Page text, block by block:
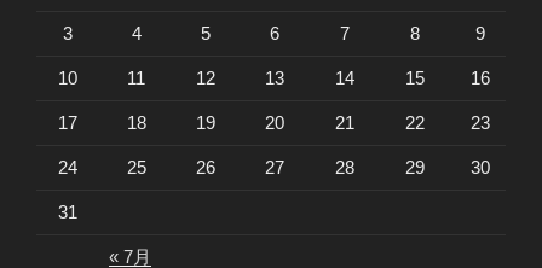
3 4 5 6 7 8 9
10 11 12 13 14 15 16
17 18 19 20 21 22 23
24 25 26 27 28 29 30
31
« 7月